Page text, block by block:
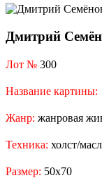
Дмитрий
Лот № 300
Название картины:
Жанр: жанровая
Техника: холст/
Размер: 50x70